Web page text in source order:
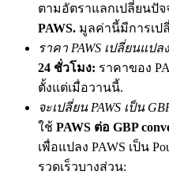
BTC Welcome Rewards
ตามอัตราแลกเปลี่ยนปัจ
PAWS. มูลค่านี้มีการเป
ราคา PAWS เปลี่ยนแป
24 ชั่วโมง: ราคาของ
ตั้งแต่เมื่อวานนี้.
จะเปลี่ยน PAWS เป็น
ใช้ PAWS ต่อ GBP
เพื่อแปลง PAWS เป็น
รวดเร็วบางส่วน: